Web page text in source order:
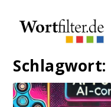
Schlagwort: